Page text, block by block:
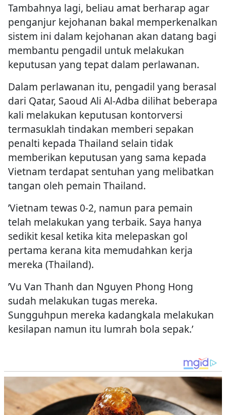
Tambahnya lagi, beliau amat berharap agar
penganjur kejohanan bakal memperkenalkan
sistem ini dalam kejohanan akan datang bagi
membantu pengadil untuk melakukan
keputusan yang tepat dalam perlawanan.
Dalam perlawanan itu, pengadil yang berasal
dari Qatar, Saoud Ali Al-Adba dilihat beberapa
kali melakukan keputusan kontorversi
termasuklah tindakan memberi sepakan
penalti kepada Thailand selain tidak
memberikan keputusan yang sama kepada
Vietnam terdapat sentuhan yang melibatkan
tangan oleh pemain Thailand.
’Vietnam tewas 0-2, namun para pemain
telah melakukan yang terbaik. Saya hanya
sedikit kesal ketika kita melepaskan gol
pertama kerana kita memudahkan kerja
mereka (Thailand).
’Vu Van Thanh dan Nguyen Phong Hong
sudah melakukan tugas mereka.
Sungguhpun mereka kadangkala melakukan
kesilapan namun itu lumrah bola sepak.’